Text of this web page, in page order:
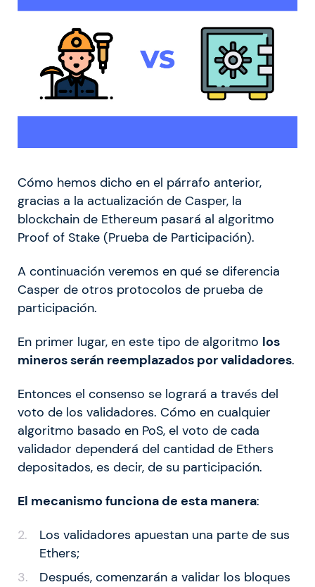
Cómo hemos dicho en el párrafo anterior,
gracias a la actualización de Casper, la
blockchain de Ethereum pasará al algoritmo
Proof of Stake (Prueba de Participación).
A continuación veremos en qué se diferencia
Casper de otros protocolos de prueba de
participación.
En primer lugar, en este tipo de algoritmo los
mineros serán reemplazados por validadores.
Entonces el consenso se logrará a través del
voto de los validadores. Cómo en cualquier
algoritmo basado en PoS, el voto de cada
validador dependerá del cantidad de Ethers
depositados, es decir, de su participación.
El mecanismo funciona de esta manera:
Los validadores apuestan una parte de sus
Ethers;
Después, comenzarán a validar los bloques